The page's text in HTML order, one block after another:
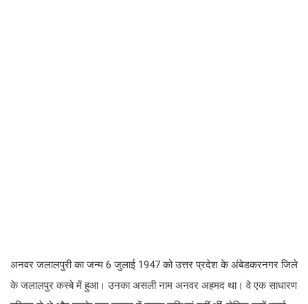
अनवर जलालपुरी का जन्म 6 जुलाई 1947 को उत्तर प्रदेश के अंबेडकरनगर जिले
के जलालपुर कस्बे में हुआ। उनका असली नाम अनवर अहमद था। वे एक साधारण